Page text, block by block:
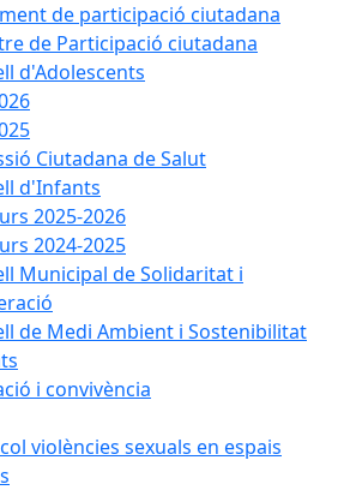
de participació ciutadana
de Participació ciutadana
d'Adolescents
Ciutadana de Salut
d'Infants
2025-2026
2024-2025
Municipal de Solidaritat i
de Medi Ambient i Sostenibilitat
i convivència
violències sexuals en espais